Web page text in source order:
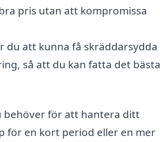
pris utan att kompromissa
att kunna få skräddarsydda
så att du kan fatta det bästa
behöver för att hantera ditt
för en kort period eller en mer